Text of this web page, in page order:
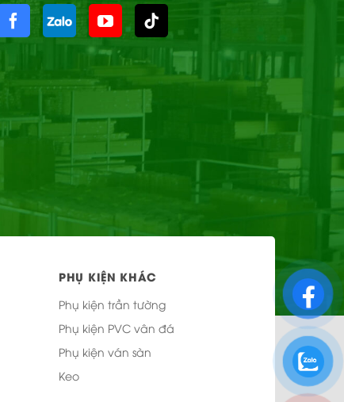
PHỤ KIỆN KHÁC
Phụ kiện trần tường
Phụ kiện PVC vân đá
Phụ kiện ván sàn
Keo